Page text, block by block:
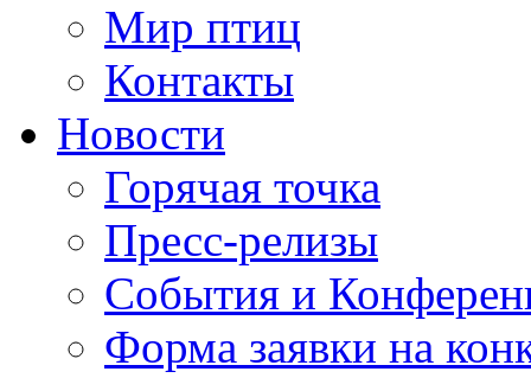
Мир птиц
Контакты
Новости
Горячая точка
Пресс-релизы
События и
Форма заявки на